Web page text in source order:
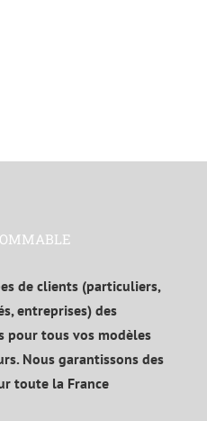
de clients (particuliers,
entreprises) des
pour tous vos modèles
Nous garantissons des
toute la France